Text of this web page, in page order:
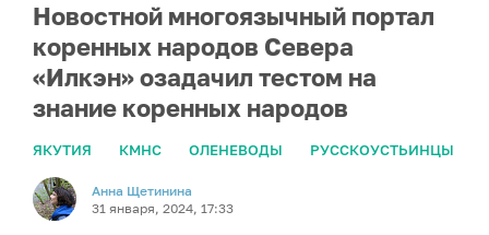
Новостной многоязычный портал
коренных народов Севера
«Илкэн» озадачил тестом на
знание коренных народов
ЯКУТИЯ КМНС ОЛЕНЕВОДЫ РУССКОУСТЬИНЦЫ
Анна Щетинина
31 января, 2024, 17:33